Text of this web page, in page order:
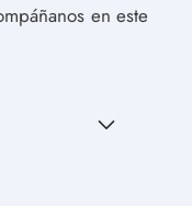
en este